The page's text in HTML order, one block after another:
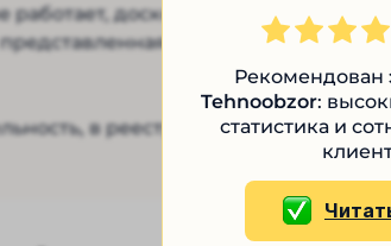
досконально изучить его
ниже информация
в реестре Центробанка
Рекомендован
Tehnoobzor:
статистика и